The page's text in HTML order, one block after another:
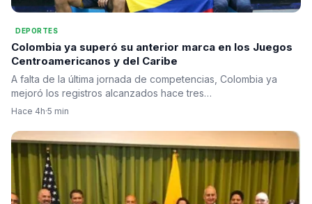
DEPORTES
Colombia ya superó su anterior marca en los Juegos
Centroamericanos y del Caribe
A falta de la última jornada de competencias, Colombia ya
mejoró los registros alcanzados hace tres…
Hace 4h·5 min